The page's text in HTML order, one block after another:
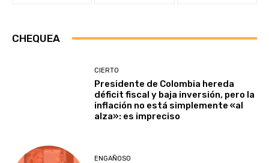
CHEQUEA
CIERTO
Presidente de Colombia hereda
déficit fiscal y baja inversión, pero la
inflación no está simplemente «al
alza»: es impreciso
ENGAÑOSO